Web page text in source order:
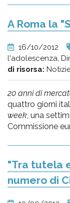
A Roma la
16/10/2012
l'adolescenza,
di risorsa:
20 anni di
quattro giorni
week, una
Commissione
"Tra tutela
numero di